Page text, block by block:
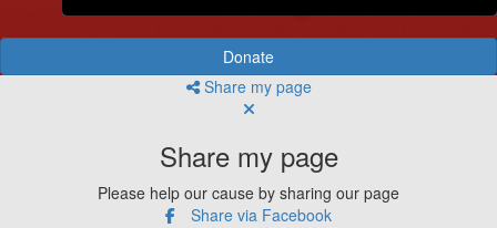
Donate
Share my page
Share my page
Please help our cause by sharing our page
Share via Facebook